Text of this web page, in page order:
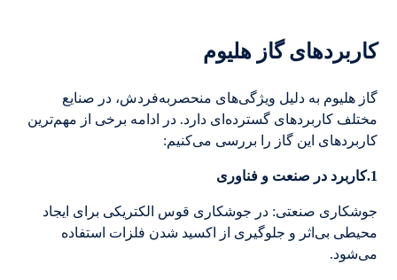
کاربردهای گاز هلیوم
گاز هلیوم به دلیل ویژگی‌های منحصر‌به‌فردش، در صنایع
مختلف کاربردهای گسترده‌ای دارد. در ادامه برخی از مهم‌ترین
کاربردهای این گاز را بررسی می‌کنیم:
1.کاربرد در صنعت و فناوری
جوشکاری صنعتی: در جوشکاری قوس الکتریکی برای ایجاد
محیطی بی‌اثر و جلوگیری از اکسید شدن فلزات استفاده
می‌شود.